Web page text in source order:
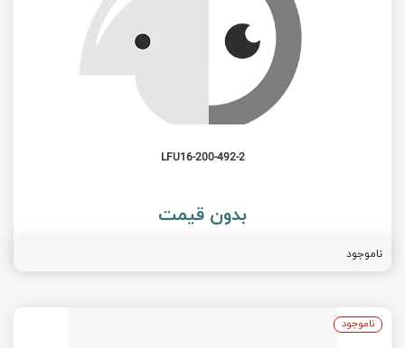
LFU16-200-492-2
بدون قیمت
ناموجود
ناموجود